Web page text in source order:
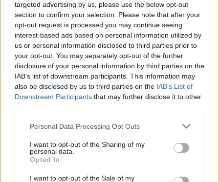
targeted advertising by us, please use the below opt-out
section to confirm your selection. Please note that after your
opt-out request is processed you may continue seeing
interest-based ads based on personal information utilized by
us or personal information disclosed to third parties prior to
your opt-out. You may separately opt-out of the further
disclosure of your personal information by third parties on the
IAB’s list of downstream participants. This information may
also be disclosed by us to third parties on the IAB’s List of
Downstream Participants that may further disclose it to other
Please note that this website/app uses one or more Google
not limited to your visit or usage behaviour. You may click to
grant or deny consent to Google and its third-party tags to
use your data for below specified purposes in below Google
consent section.
Personal Data Processing Opt Outs
I want to opt-out of the Sharing of my
personal data.
Opted In
I want to opt-out of the Sale of my